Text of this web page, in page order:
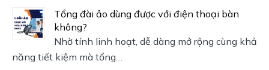
Tổng đài ảo dùng được với điện thoại bàn
không?
Nhờ tính linh hoạt, dễ dàng mở rộng cùng khả
năng tiết kiệm mà tổng…